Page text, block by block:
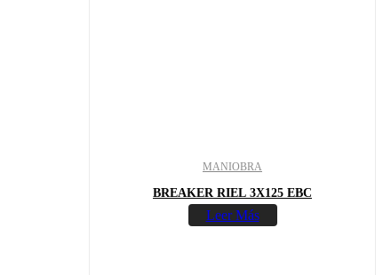
MANIOBRA
BREAKER RIEL 3X125 EBC
Leer Más